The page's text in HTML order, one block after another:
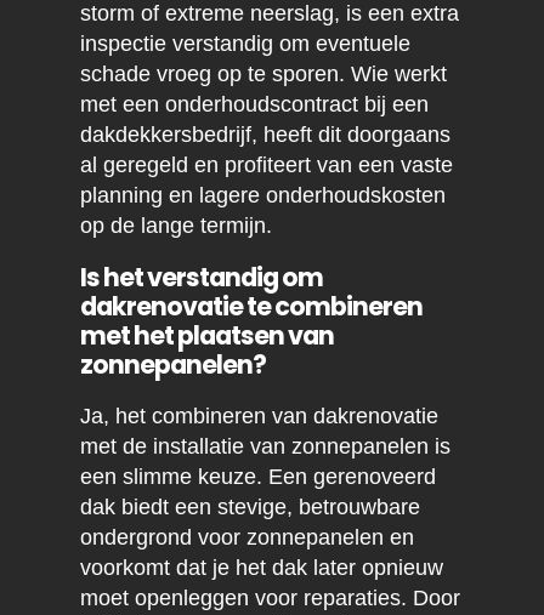
storm of extreme neerslag, is een extra
inspectie verstandig om eventuele
schade vroeg op te sporen. Wie werkt
met een onderhoudscontract bij een
dakdekkersbedrijf, heeft dit doorgaans
al geregeld en profiteert van een vaste
planning en lagere onderhoudskosten
op de lange termijn.
Is het verstandig om
dakrenovatie te combineren
met het plaatsen van
zonnepanelen?
Ja, het combineren van dakrenovatie
met de installatie van zonnepanelen is
een slimme keuze. Een gerenoveerd
dak biedt een stevige, betrouwbare
ondergrond voor zonnepanelen en
voorkomt dat je het dak later opnieuw
moet openleggen voor reparaties. Door